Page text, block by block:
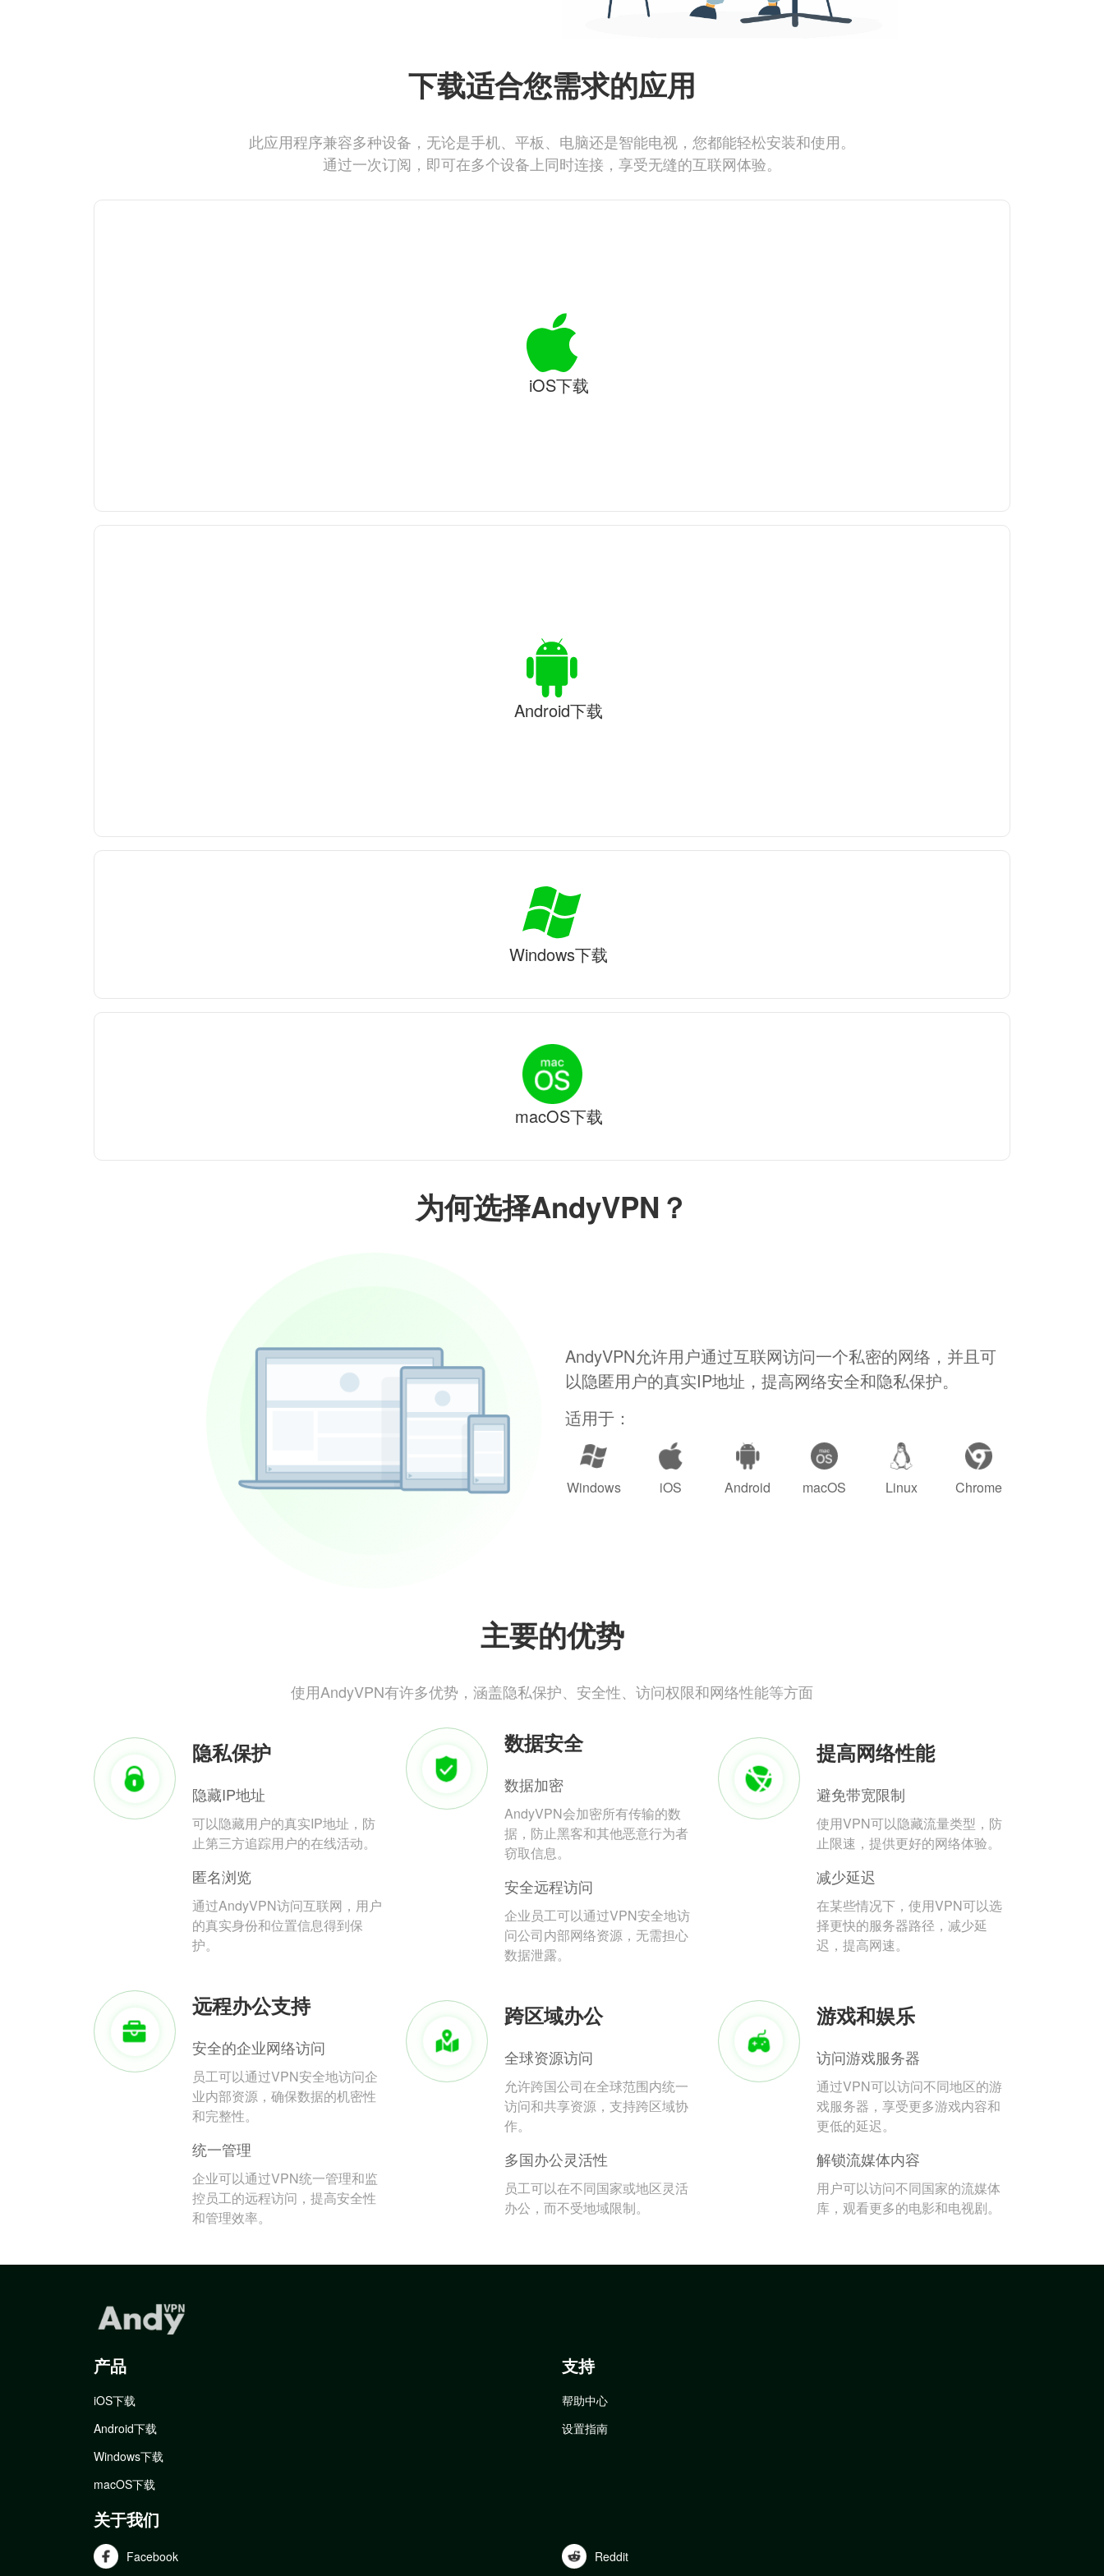
为何选择AndyVPN？
AndyVPN允许用户通过互联网访问一个私密的网络，并且可
以隐匿用户的真实IP地址，提高网络安全和隐私保护。
适用于：
Windows iOS Android macOS Linux Chrome
主要的优势
使用AndyVPN有许多优势，涵盖隐私保护、安全性、访问权限和网络性能等方面
隐私保护
隐藏IP地址
可以隐藏用户的真实IP地址，防
止第三方追踪用户的在线活动。
匿名浏览
通过AndyVPN访问互联网，用户
的真实身份和位置信息得到保
护。
数据安全
数据加密
AndyVPN会加密所有传输的数
据，防止黑客和其他恶意行为者
窃取信息。
安全远程访问
企业员工可以通过VPN安全地访
问公司内部网络资源，无需担心
数据泄露。
提高网络性能
避免带宽限制
使用VPN可以隐藏流量类型，防
止限速，提供更好的网络体验。
减少延迟
在某些情况下，使用VPN可以选
择更快的服务器路径，减少延
迟，提高网速。
远程办公支持
安全的企业网络访问
员工可以通过VPN安全地访问企
业内部资源，确保数据的机密性
和完整性。
统一管理
企业可以通过VPN统一管理和监
控员工的远程访问，提高安全性
和管理效率。
跨区域办公
全球资源访问
允许跨国公司在全球范围内统一
访问和共享资源，支持跨区域协
作。
多国办公灵活性
员工可以在不同国家或地区灵活
办公，而不受地域限制。
游戏和娱乐
访问游戏服务器
通过VPN可以访问不同地区的游
戏服务器，享受更多游戏内容和
更低的延迟。
解锁流媒体内容
用户可以访问不同国家的流媒体
库，观看更多的电影和电视剧。
下载适合您需求的应用
此应用程序兼容多种设备，无论是手机、平板、电脑还是智能电视，您都能轻松安装和使用。
通过一次订阅，即可在多个设备上同时连接，享受无缝的互联网体验。
iOS下载
Android下载
Windows下载
macOS下载
产品
iOS下载
Android下载
Windows下载
macOS下载
支持
帮助中心
设置指南
关于我们
Facebook Reddit